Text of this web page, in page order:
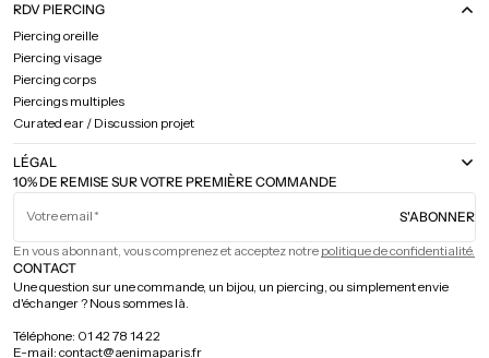
10% DE REMISE SUR VOTRE PREMIÈRE COMMANDE
Votre email S'ABONNER
En vous abonnant, vous comprenez et acceptez notre politique de confidentialité.
RDV PIERCING
Piercing oreille
Piercing visage
Piercing corps
Piercings multiples
Curated ear / Discussion projet
LÉGAL
CONTACT
Une question sur une commande, un bijou, un piercing, ou simplement envie
d'échanger ? Nous sommes là.
Téléphone: 01 42 78 14 22
E-mail: contact@aenimaparis.fr